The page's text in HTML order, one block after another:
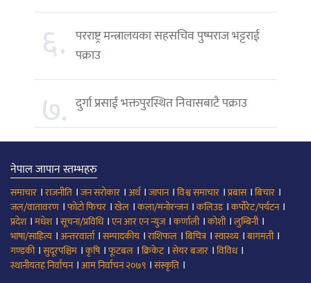
६. परराष्ट्र मन्त्रालयका सहसचिव पुष्पराज भट्टराई
पक्राउ
७. दुर्गा प्रसाईं भक्तपुरस्थित निवासबाटै पक्राउ
नेपाल जापान स्तम्भहरु
समाचार ।राजनीति ।जन सरोकार ।अर्थ।जापान।विश्व समाचार ।प्रबास।बिचार ।
जल/वातावरण ।फोटो फिचर ।खेल ।कला/मनोरन्जन।कलिउड।कर्पोरेट/पर्यटन।
प्रदेश।मधेश।सूचना/प्रविधि।एन आर एन न्युज।कर्णाली।कोशी।लुम्बिनी।
भाषा/साहित्य ।अन्तरवार्ता।सम्पादकीय ।राशिफल ।बिचित्र।स्वास्थ्य ।बागमती।
गण्डकी।सुदूरपश्चिम ।कृषि।फूटबल ।क्रिकेट।सेयर बजार ।विविध।
स्थानीयतह निर्वाचन।आम निर्वाचन २०७९ ।संस्कृति ।